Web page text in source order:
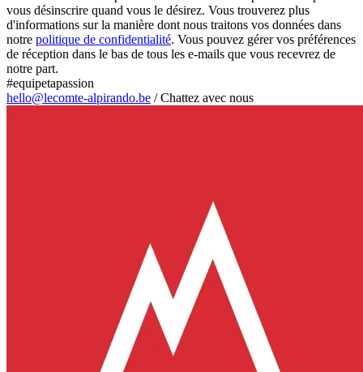
vous désinscrire quand vous le désirez. Vous trouverez plus
d'informations sur la manière dont nous traitons vos données dans
notre politique de confidentialité. Vous pouvez gérer vos préférences
de réception dans le bas de tous les e-mails que vous recevrez de
notre part.
#equipetapassion
hello@lecomte-alpirando.be /Chattez avec nous